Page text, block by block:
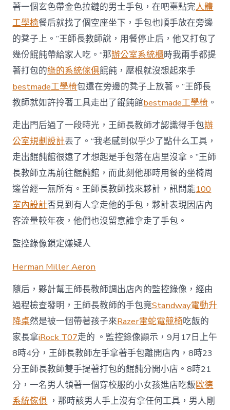
著一個玄色帶金色拉鏈的男士手包，在吧臺點完人體
工學椅餐后就找了個空座坐下，手包也順手放在旁邊
的凳子上。”王師長教師說，用餐停止后，他又打包了
幾份餛飩帶給家人吃。“那辦公室系統櫃時我兩手都提
著打包的綠的系統傢俱餛飩，壓根就沒想起來手
bestmade工學椅包還在旁邊的凳子上放著。”王師長
教師就如許拎著工具走出了餛飩館bestmade工學椅 。
走出門后過了一段時光，王師長教師才認識得手包辦
公室規劃設計丟了。“我老感到似乎少了點什么工具，
走出餛飩館很遠了才想起是手包落在店里沒拿。”王師
長教師立馬前往餛飩館，而此刻他那時用餐的坐椅周
邊曾經一無所有。王師長教師找來夥計，訊問能100
室內設計否見到有人拿走他的手包，夥計表現因店內
客流量較年夜，他們也沒留意誰拿走了手包。
監控錄像鎖定嫌疑人
Herman Miller Aeron
隨后，夥計幫王師長教師調出店內的監控錄像，經由
過程檢查發明，王師長教師的手包竟Standway電動升
降桌然是被一個帶著孩子來Razer雷蛇電競椅吃飯的
家長拿iRock T07走的 。監控錄像顯示，9月17日上午
8時4分，王師長教師左手拿著手包離開店內，8時23
分王師長教師雙手提著打包的餛飩分開小店。8時21
分，一名男人領著一個穿校服的小女孩進店吃飯歐德
系統傢俱 ，那時該男人手上沒有拿任何工具，男人剛